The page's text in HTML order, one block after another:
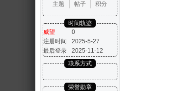
主题
帖子
积分
时间轨迹
威望
0
注册时间
2025-5-27
最后登录
2025-11-12
联系方式
荣誉勋章